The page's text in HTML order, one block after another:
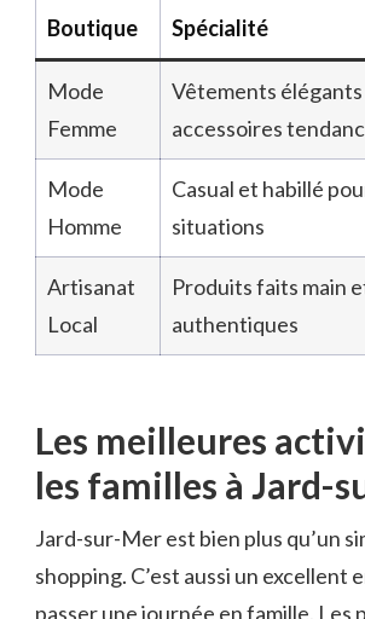
Boutique Spécialité
Mode
Femme
Vêtements
accessoires
Mode
Homme
Casual et habillé
situations
Artisanat
Local
Produits faits main
authentiques
Les meilleures
les familles à Jard-
Jard-sur-Mer est bien plus qu’un
shopping. C’est aussi un excellent
passer une journée en famille. Les